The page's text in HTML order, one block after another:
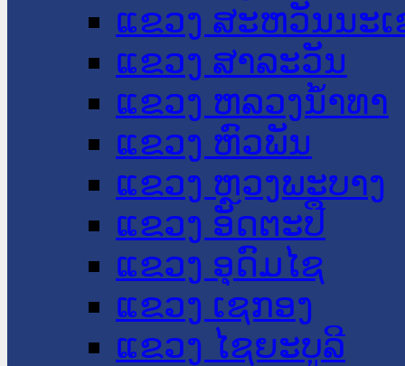
ແຂວງ ສະຫວັນນະ
ແຂວງ ສາລະວັນ
ແຂວງ ຫລວງນໍ້າທາ
ແຂວງ ຫົວພັນ
ແຂວງ ຫຼວງພະບາງ
ແຂວງ ອັດຕະປື
ແຂວງ ອຸດົມໄຊ
ແຂວງ ເຊກອງ
ແຂວງ ໄຊຍະບູລີ